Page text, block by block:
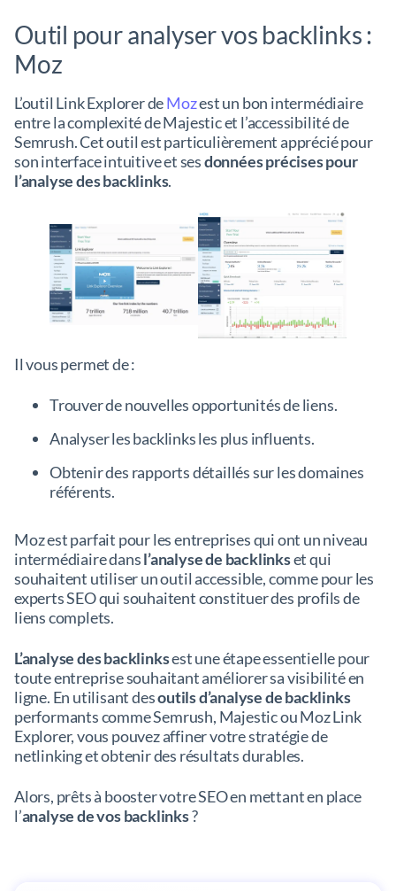
Outil pour analyser vos backlinks :
Moz
L’outil Link Explorer deMozest un bon intermédiaire
entre la complexité de Majestic et l’accessibilité de
Semrush. Cet outil est particulièrement apprécié pour
son interface intuitive et sesdonnées précises pour
l’analyse des backlinks.
Il vous permet de :
Trouver de nouvelles opportunités de liens.
Analyser les backlinks les plus influents.
Obtenir des rapports détaillés sur les domaines
référents.
Moz est parfait pour les entreprises qui ont un niveau
intermédiaire dansl’analyse de backlinkset qui
souhaitent utiliser un outil accessible, comme pour les
experts SEO qui souhaitent constituer des profils de
liens complets.
L’analyse des backlinksest une étape essentielle pour
toute entreprise souhaitant améliorer sa visibilité en
ligne. En utilisant desoutils d’analyse de backlinks
performants comme Semrush, Majestic ou Moz Link
Explorer, vous pouvez affiner votre stratégie de
netlinking et obtenir des résultats durables.
Alors, prêts à booster votre SEO en mettant en place
l’analyse de vos backlinks?